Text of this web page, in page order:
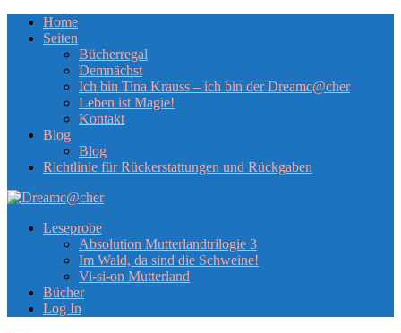
Home
Seiten
Bücherregal
Demnächst
Ich bin Tina Krauss – ich bin der Dreamc@cher
Leben ist Magie!
Kontakt
Blog
Blog
Richtlinie für Rückerstattungen und Rückgaben
Leseprobe
Absolution Mutterlandtrilogie 3
Im Wald, da sind die Schweine!
Vi-si-on Mutterland
Bücher
Log In